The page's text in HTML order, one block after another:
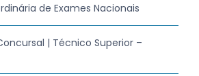
de Exames Nacionais
| Técnico Superior –